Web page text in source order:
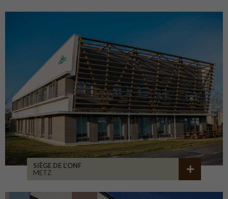
SIÈGE DE L’ONF
METZ